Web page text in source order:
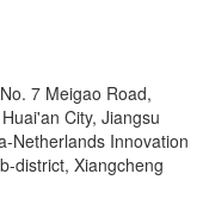
7 Meigao Road,
City, Jiangsu
Netherlands Innovation
district, Xiangcheng